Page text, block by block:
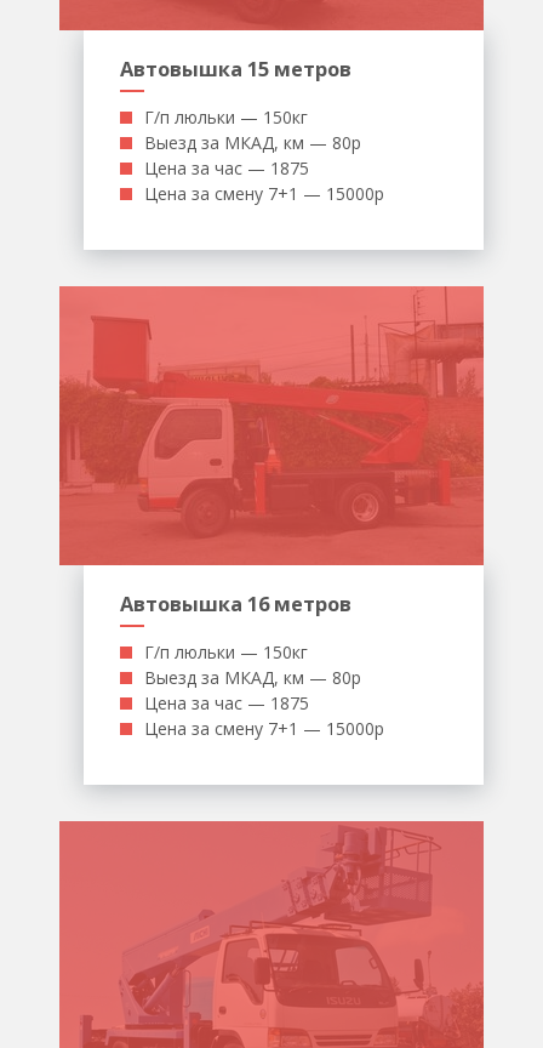
Автовышка 15 метров
Г/п люльки — 150кг
Выезд за МКАД, км — 80р
Цена за час — 1875
Цена за смену 7+1 — 15000р
Автовышка 16 метров
Г/п люльки — 150кг
Выезд за МКАД, км — 80р
Цена за час — 1875
Цена за смену 7+1 — 15000р